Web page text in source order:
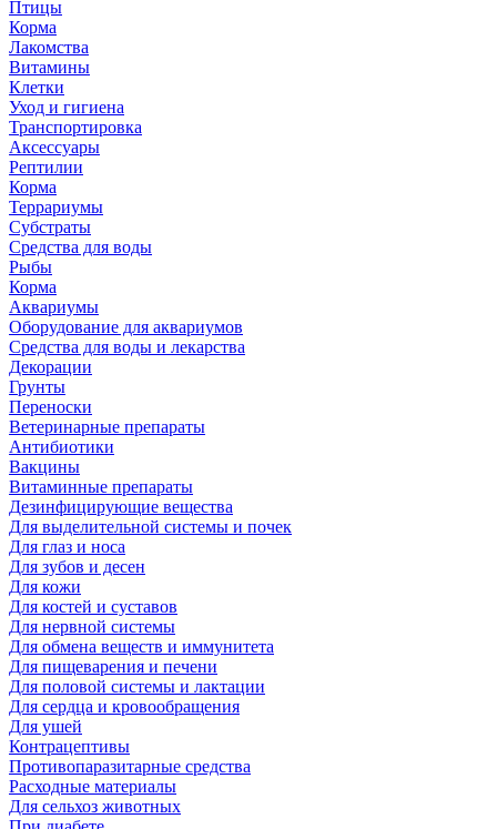
Птицы
Корма
Лакомства
Витамины
Клетки
Уход и гигиена
Транспортировка
Аксессуары
Рептилии
Корма
Террариумы
Субстраты
Средства для воды
Рыбы
Корма
Аквариумы
Оборудование для аквариумов
Средства для воды и лекарства
Декорации
Грунты
Переноски
Ветеринарные препараты
Антибиотики
Вакцины
Витаминные препараты
Дезинфицирующие вещества
Для выделительной системы и почек
Для глаз и носа
Для зубов и десен
Для кожи
Для костей и суставов
Для нервной системы
Для обмена веществ и иммунитета
Для пищеварения и печени
Для половой системы и лактации
Для сердца и кровообращения
Для ушей
Контрацептивы
Противопаразитарные средства
Расходные материалы
Для сельхоз животных